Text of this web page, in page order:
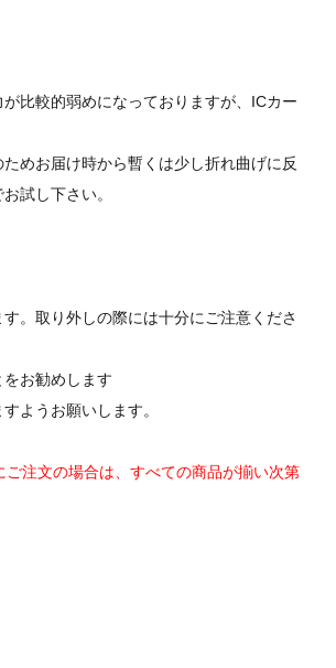
比較的弱めになっておりますが、ICカー
めお届け時から暫くは少し折れ曲げに反
試し下さい。
。取り外しの際には十分にご注意くださ
お勧めします
ようお願いします。
注文の場合は、すべての商品が揃い次第